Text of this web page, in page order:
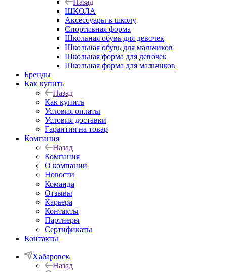
Назад
ШКОЛА
Аксессуары в школу
Спортивная форма
Школьная обувь для девочек
Школьная обувь для мальчиков
Школьная форма для девочек
Школьная форма для мальчиков
Бренды
Как купить
Назад
Как купить
Условия оплаты
Условия доставки
Гарантия на товар
Компания
Назад
Компания
О компании
Новости
Команда
Отзывы
Карьера
Контакты
Партнеры
Сертификаты
Контакты
Хабаровск
Назад